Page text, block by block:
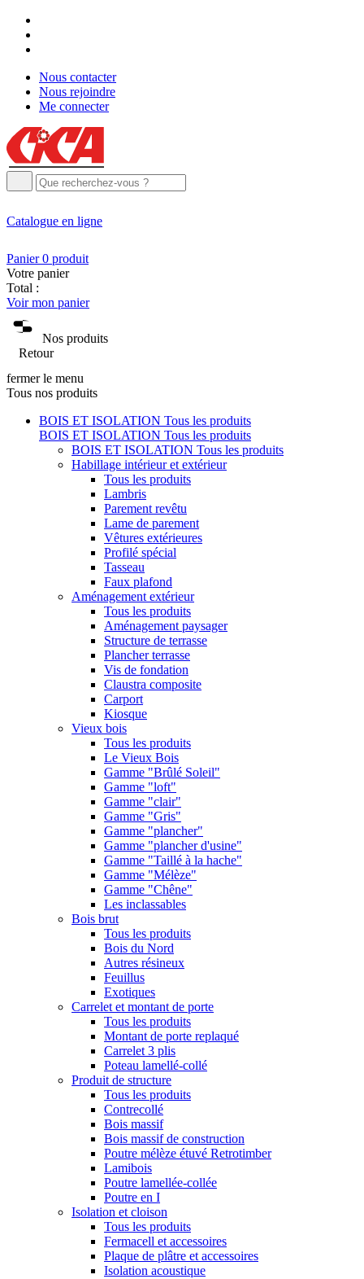
Nous contacter
Nous rejoindre
Me connecter
Catalogue en ligne
Panier 0 produit
Votre panier
Total :
Voir mon panier
Nos produits
Retour
fermer le menu
Tous nos produits
BOIS ET ISOLATION Tous les produits
BOIS ET ISOLATION Tous les produits
BOIS ET ISOLATION Tous les produits
Habillage intérieur et extérieur
Tous les produits
Lambris
Parement revêtu
Lame de parement
Vêtures extérieures
Profilé spécial
Tasseau
Faux plafond
Aménagement extérieur
Tous les produits
Aménagement paysager
Structure de terrasse
Plancher terrasse
Vis de fondation
Claustra composite
Carport
Kiosque
Vieux bois
Tous les produits
Le Vieux Bois
Gamme "Brûlé Soleil"
Gamme "loft"
Gamme "clair"
Gamme "Gris"
Gamme "plancher"
Gamme "plancher d'usine"
Gamme "Taillé à la hache"
Gamme "Mélèze"
Gamme "Chêne"
Les inclassables
Bois brut
Tous les produits
Bois du Nord
Autres résineux
Feuillus
Exotiques
Carrelet et montant de porte
Tous les produits
Montant de porte replaqué
Carrelet 3 plis
Poteau lamellé-collé
Produit de structure
Tous les produits
Contrecollé
Bois massif
Bois massif de construction
Poutre mélèze étuvé Retrotimber
Lamibois
Poutre lamellée-collée
Poutre en I
Isolation et cloison
Tous les produits
Fermacell et accessoires
Plaque de plâtre et accessoires
Isolation acoustique